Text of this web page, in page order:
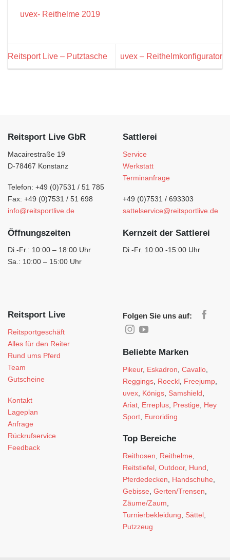
uvex- Reithelme 2019
Reitsport Live – Putztasche uvex – Reithelm­konfigurator
Reitsport Live GbR
Macairestraße 19
D-78467 Konstanz
Telefon: +49 (0)7531 / 51 785
Fax: +49 (0)7531 / 51 698
info@reitsportlive.de
Öffnungszeiten
Di.-Fr.: 10:00 – 18:00 Uhr
Sa.: 10:00 – 15:00 Uhr
Sattlerei
Service
Werkstatt
Terminanfrage
+49 (0)7531 / 693303
sattelservice@reitsportlive.de
Kernzeit der Sattlerei
Di.-Fr. 10:00 -15:00 Uhr
Reitsport Live
Reitsportgeschäft
Alles für den Reiter
Rund ums Pferd
Team
Gutscheine
Kontakt
Lageplan
Anfrage
Rückrufservice
Feedback
Folgen Sie uns auf:
Beliebte Marken
Pikeur, Eskadron Cavallo
Reggings Roeckl Freejump
uvex Königs Samshield
Ariat Erreplus Prestige
Hey
Sport Euroriding
Top Bereiche
Reithosen Reithelme
Reitstiefel Outdoor, Hund
Pferdedecken
Handschuhe
Gebisse Gerten/Trensen
Zäume/Zaum
Turnierbekleidung
Sättel
Putzzeug